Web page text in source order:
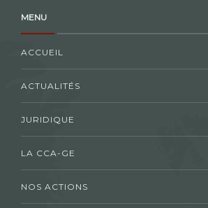
MENU
ACCUEIL
ACTUALITÉS
JURIDIQUE
LA CCA-GE
NOS ACTIONS